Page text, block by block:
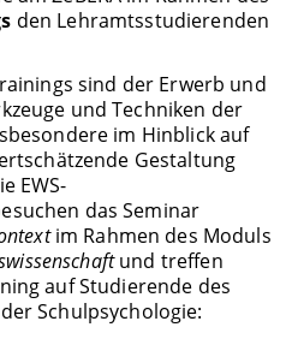
den Lehramtsstudierenden
sind der Erwerb und
und Techniken der
im Hinblick auf
Gestaltung
EWS-
das Seminar
im Rahmen des Moduls
und treffen
auf Studierende des
Schulpsychologie: